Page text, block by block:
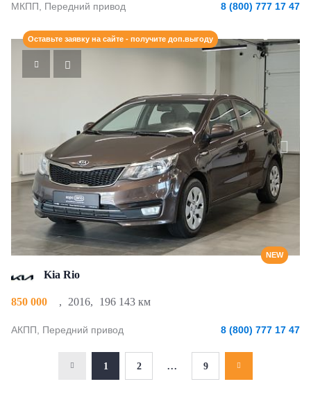
МКПП, Передний привод 8 (800) 777 17 47
NEW
Оставьте заявку на сайте - получите доп.выгоду
Kia Rio
850 000 , 2016, 196 143 км
АКПП, Передний привод 8 (800) 777 17 47
1 2 ... 9